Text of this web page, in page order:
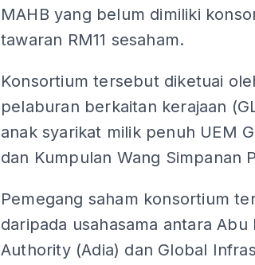
MAHB yang belum dimiliki
tawaran RM11 sesaham.
Konsortium tersebut diketuai
pelaburan berkaitan kerajaan
anak syarikat milik penuh UEM
dan Kumpulan Wang Simpanan
Pemegang saham konsortium
daripada usahasama antara
Authority (Adia) dan Global